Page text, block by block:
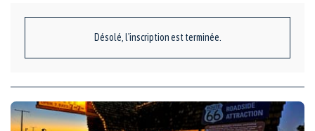
Désolé, l'inscription est terminée.